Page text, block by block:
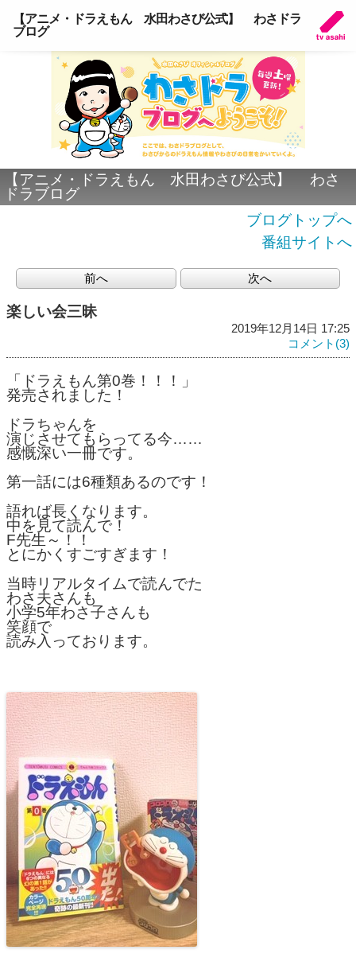
【アニメ・ドラえもん 水田わさび公式】 わさドラ
ブログ
【アニメ・ドラえもん 水田わさび公式】 わさ
ドラブログ
ブログトップへ
番組サイトへ
前へ 次へ
楽しい会三昧
2019年12月14日 17:25
コメント(3)
「ドラえもん第0巻！！！」
発売されました！
ドラちゃんを
演じさせてもらってる今……
感慨深い一冊です。
第一話には6種類あるのです！
語れば長くなります。
中を見て読んで！
F先生～！！
とにかくすごすぎます！
当時リアルタイムで読んでた
わさ夫さんも
小学5年わさ子さんも
笑顔で
読み入っております。